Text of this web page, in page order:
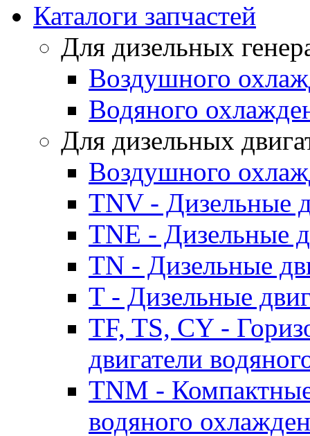
Каталоги запчастей
Для дизельных
Воздушного
Водяного
Для дизельных
Воздушного
TNV - Дизельные
TNE - Дизельные
TN - Дизельные
T - Дизельные
TF, TS, CY -
двигатели
TNM -
водяного